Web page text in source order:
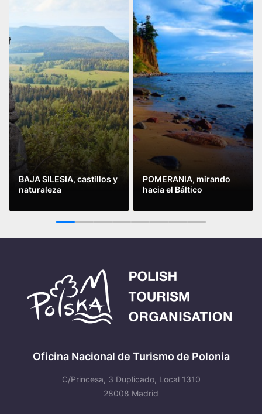
BAJA SILESIA, castillos y
naturaleza
Leer más
POMERANIA, mirando
hacia el Báltico
Leer más
1 2 3 4 5 6 7 8
Oficina Nacional de Turismo de Polonia
C/Princesa, 3 Duplicado, Local 1310
28008 Madrid